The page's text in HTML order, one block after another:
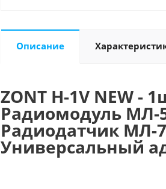
Описание
ZONT H-1V NEW -
Радиомодуль МЛ-
Радиодатчик МЛ-
Универсальный